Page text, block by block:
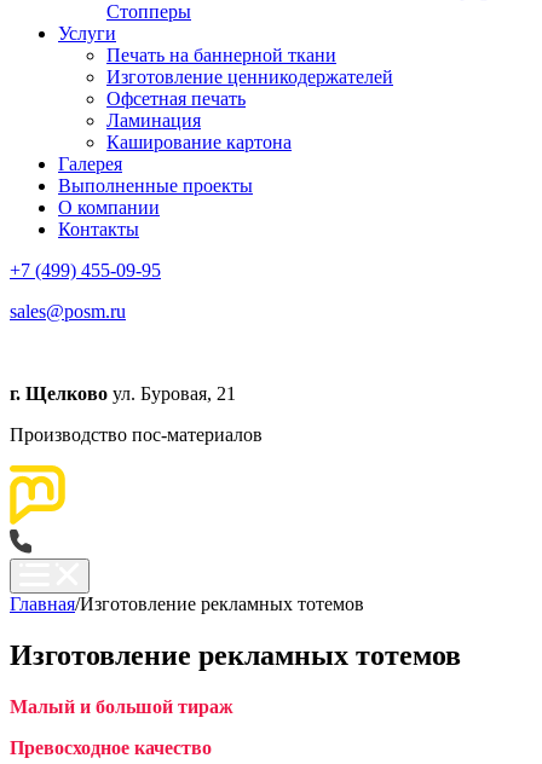
Стопперы
Услуги
Печать на баннерной ткани
Изготовление ценникодержателей
Офсетная печать
Ламинация
Каширование картона
Галерея
Выполненные проекты
О компании
Контакты
+7 (499) 455-09-95
sales@posm.ru
г. Щелково ул. Буровая, 21
Производство пос-материалов
Главная/Изготовление рекламных тотемов
Изготовление рекламных тотемов
Малый и большой тираж
Превосходное качество